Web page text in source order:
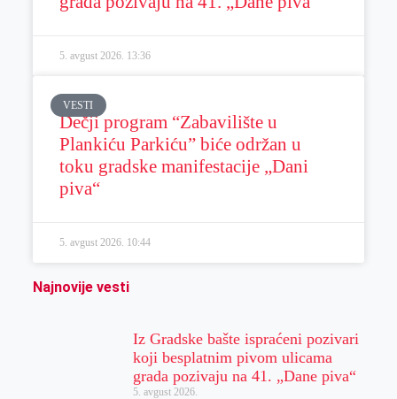
5. avgust 2026. 13:36
VESTI
Dečji program “Zabavilište u
Plankiću Parkiću” biće održan u
toku gradske manifestacije „Dani
piva“
5. avgust 2026. 10:44
Najnovije vesti
Iz Gradske bašte ispraćeni pozivari
koji besplatnim pivom ulicama
grada pozivaju na 41. „Dane piva“
5. avgust 2026.